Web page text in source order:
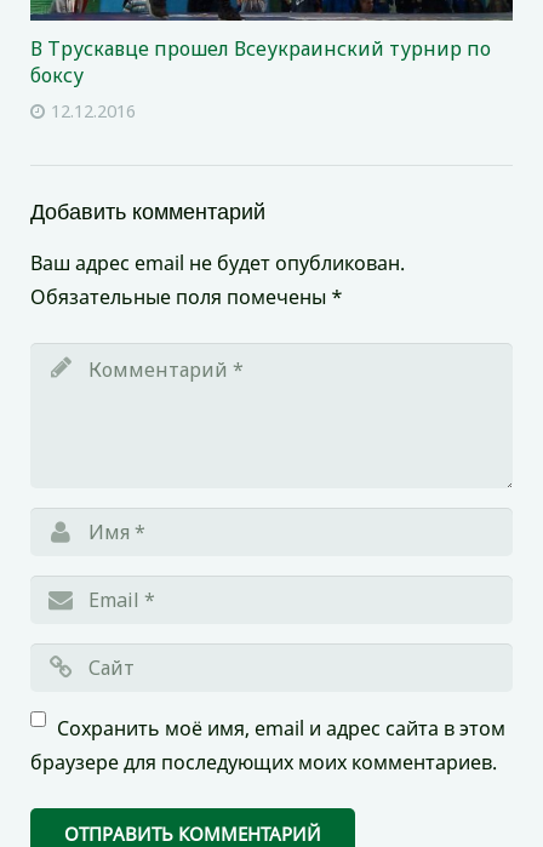
В Трускавце прошел Всеукраинский турнир по
боксу
12.12.2016
Добавить комментарий
Ваш адрес email не будет опубликован.
Обязательные поля помечены *
Сохранить моё имя, email и адрес сайта в этом
браузере для последующих моих комментариев.